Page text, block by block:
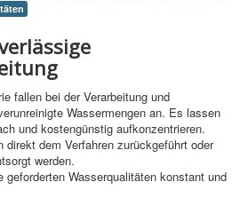
fallen bei der Verarbeitung und
Wassermengen an. Es lassen
und kostengünstig aufkonzentrieren.
direkt dem Verfahren zurückgeführt oder
werden.
Wasserqualitäten konstant und